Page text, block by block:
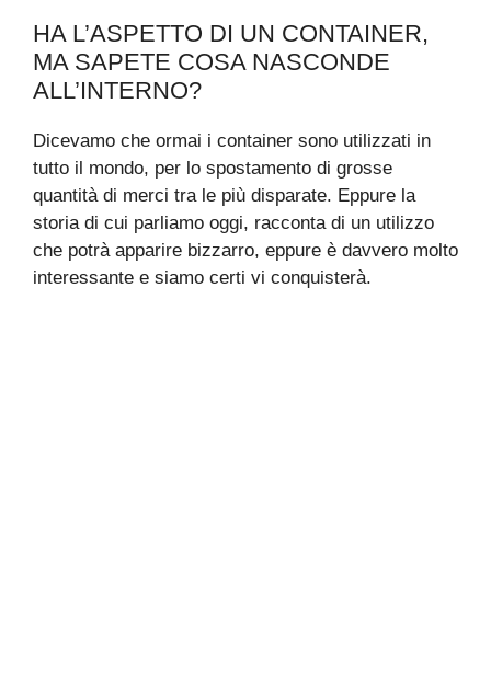
HA L’ASPETTO DI UN CONTAINER,
MA SAPETE COSA NASCONDE
ALL’INTERNO?
Dicevamo che ormai i container sono utilizzati in
tutto il mondo, per lo spostamento di grosse
quantità di merci tra le più disparate. Eppure la
storia di cui parliamo oggi, racconta di un utilizzo
che potrà apparire bizzarro, eppure è davvero molto
interessante e siamo certi vi conquisterà.